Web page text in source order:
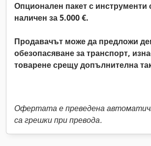
Опционален пакет с инструменти
наличен за 5.000 €.
Продавачът може да предложи
обезопасяване за транспорт,
товарене срещу допълнителна
Офертата е преведена
са грешки при превода.